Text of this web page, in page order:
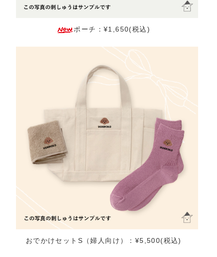
ポーチ：¥1,650(税込)
おでかけセットS（婦人向け）：¥5,500(税込)